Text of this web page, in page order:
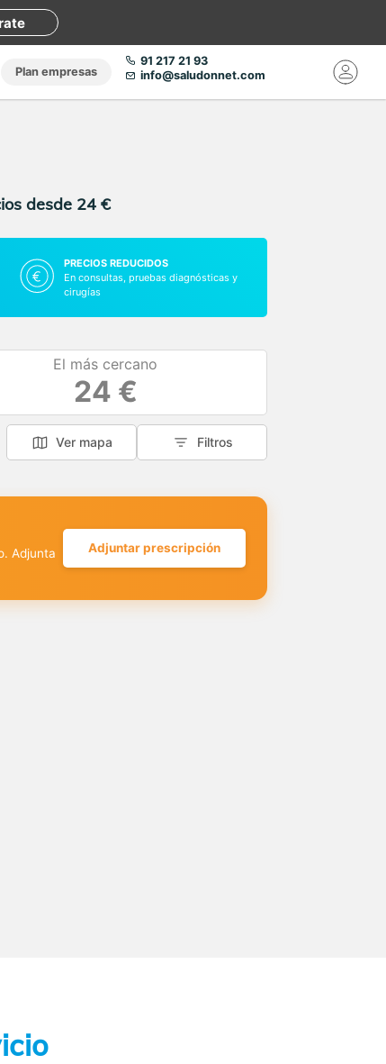
Plan empresas
91 217 21 93
info@saludonnet.com
desde 24 €
PRECIOS REDUCIDOS
En consultas, pruebas diagnósticas y
cirugías
El más cercano
24 €
Ver mapa Filtros
Adjunta
Adjuntar prescripción